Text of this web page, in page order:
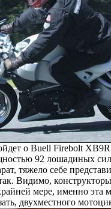
о Buell Firebolt
92 лошадиных
тяжело себе
Видимо,
мере, именно эта
двухместного